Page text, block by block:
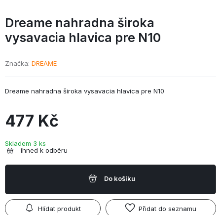
Dreame nahradna široka
vysavacia hlavica pre N10
Značka DREAME
Dreame nahradna široka vysavacia hlavica pre N10
477 Kč
Skladem 3 ks
ihned k odběru
Do košíku
Hlídat produkt Přidat do seznamu